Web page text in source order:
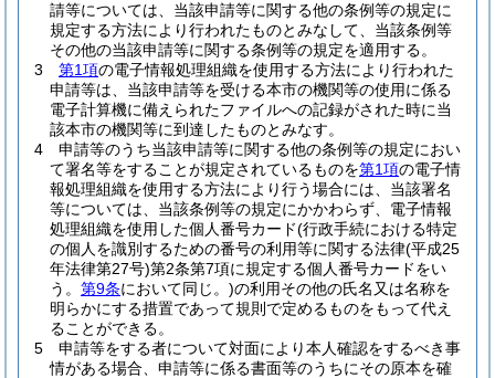
請等については、当該申請等に関する他の条例等の規定に
規定する方法により行われたものとみなして、当該条例等
その他の当該申請等に関する条例等の規定を適用する。
3
第1項の電子情報処理組織を使用する方法により行われた
申請等は、当該申請等を受ける本市の機関等の使用に係る
電子計算機に備えられたファイルへの記録がされた時に当
該本市の機関等に到達したものとみなす。
4
申請等のうち当該申請等に関する他の条例等の規定におい
て署名等をすることが規定されているものを第1項の電子情
報処理組織を使用する方法により行う場合には、当該署名
等については、当該条例等の規定にかかわらず、電子情報
処理組織を使用した個人番号カード(行政手続における特定
の個人を識別するための番号の利用等に関する法律(平成25
年法律第27号)第2条第7項に規定する個人番号カードをい
う。 第9条において同じ。)の利用その他の氏名又は名称を
明らかにする措置であって規則で定めるものをもって代え
ることができる。
5
申請等をする者について対面により本人確認をするべき事
情がある場合、申請等に係る書面等のうちにその原本を確